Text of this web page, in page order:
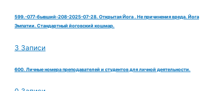
599.-077-бывший-208-2025-07-28. Открытая Йога . Не причинения вреда. Йога
Эмпатии. Стандартный йоговский кошмар.
3 Записи
600. Личные номера преподавателей и студентов для личной деятельности.